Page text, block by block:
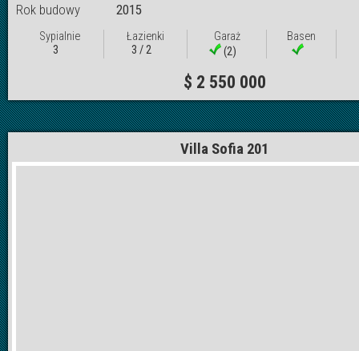
Rok budowy
2015
Sypialnie
3
Łazienki
3 / 2
Garaż
(2)
Basen
$ 2 550 000
Villa Sofia 201